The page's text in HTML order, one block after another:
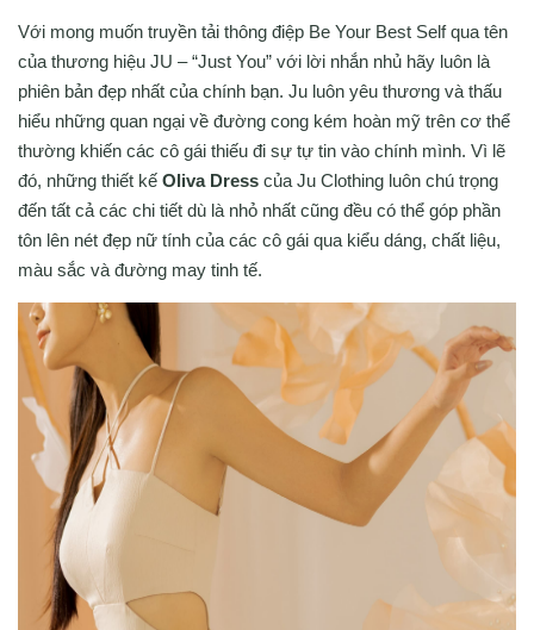
Với mong muốn truyền tải thông điệp Be Your Best Self qua tên
của thương hiệu JU – “Just You” với lời nhắn nhủ hãy luôn là
phiên bản đẹp nhất của chính bạn. Ju luôn yêu thương và thấu
hiểu những quan ngại về đường cong kém hoàn mỹ trên cơ thể
thường khiến các cô gái thiếu đi sự tự tin vào chính mình. Vì lẽ
đó, những thiết kế Oliva Dress của Ju Clothing luôn chú trọng
đến tất cả các chi tiết dù là nhỏ nhất cũng đều có thể góp phần
tôn lên nét đẹp nữ tính của các cô gái qua kiểu dáng, chất liệu,
màu sắc và đường may tinh tế.